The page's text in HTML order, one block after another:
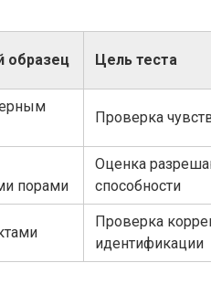
образец Цель теста
Проверка
порами
Оценка
способности
Проверка
идентификации